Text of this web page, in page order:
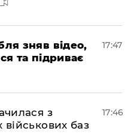
зняв відео,
та підриває
17:47
з
військових баз
17:46